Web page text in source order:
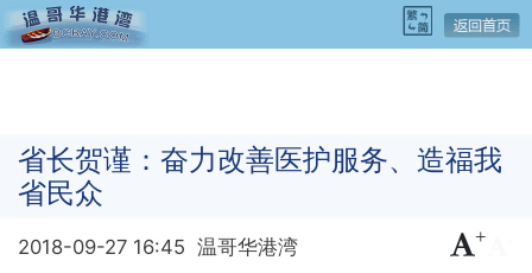
省长贺谨：奋力改善医护服务、造福我
省民众
2018-09-27 16:45 温哥华港湾 +